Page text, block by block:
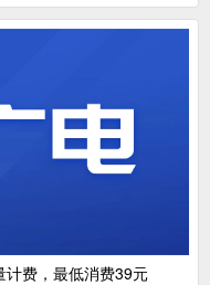
计费，最低消费39元